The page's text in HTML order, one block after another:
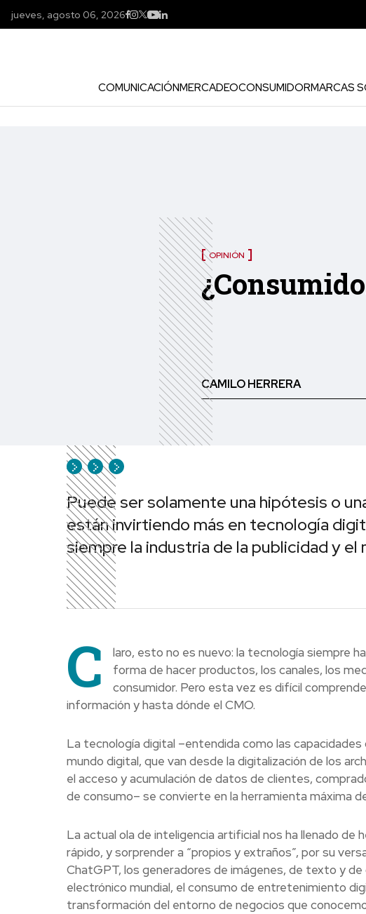
jueves, agosto 06, 2026
COMUNICACIÓNMERCADEOCONSUMIDORMARCAS
OPINIÓN
CAMILO HERRERA
Puede ser solamente una hipótesis o
están invirtiendo más en tecnología
siempre la industria de la publicidad y el
C
laro, esto no es nuevo: la tecnología siempre
forma de hacer productos, los canales, los
consumidor. Pero esta vez es difícil
información y hasta dónde el CMO.
La tecnología digital –entendida como las
mundo digital, que van desde la digitalización de los
el acceso y acumulación de datos de clientes,
de consumo– se convierte en la herramienta máxima
La actual ola de inteligencia artificial nos ha llenado
rápido, y sorprender a “propios y extraños”, por su
ChatGPT, los generadores de imágenes, de texto y
electrónico mundial, el consumo de entretenimiento
transformación del entorno de negocios que